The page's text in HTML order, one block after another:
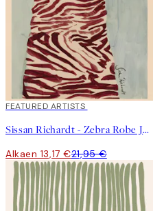
40%*
FEATURED ARTISTS
Sissan Richardt - Zebra Robe Juliste
Alkaen 13,17 €21,95 €